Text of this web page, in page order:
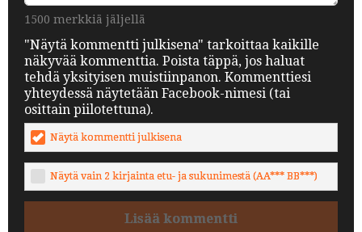
1500 merkkiä jäljellä
"Näytä kommentti julkisena" tarkoittaa kaikille
näkyvää kommenttia. Poista täppä, jos haluat
tehdä yksityisen muistiinpanon. Kommenttiesi
yhteydessä näytetään Facebook-nimesi (tai
osittain piilotettuna).
Näytä kommentti julkisena
Näytä vain 2 kirjainta etu- ja sukunimestä (AA*** BB***)
Lisää kommentti